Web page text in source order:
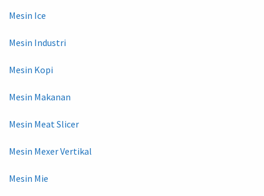
Mesin Ice
Mesin Industri
Mesin Kopi
Mesin Makanan
Mesin Meat Slicer
Mesin Mexer Vertikal
Mesin Mie